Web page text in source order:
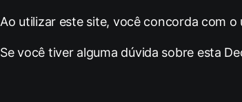
Ao utilizar este site, você concorda com
Se você tiver alguma dúvida sobre esta